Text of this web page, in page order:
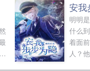
听说我爸爸都是男妈
留子怀了英国公爵的
章节
安我
明明
什么
着面
人？